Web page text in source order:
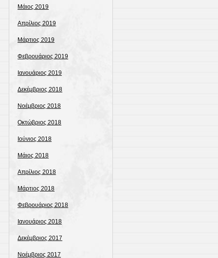
Μάιος 2019
Απρίλιος 2019
Μάρτιος 2019
Φεβρουάριος 2019
Ιανουάριος 2019
Δεκέμβριος 2018
Νοέμβριος 2018
Οκτώβριος 2018
Ιούνιος 2018
Μάιος 2018
Απρίλιος 2018
Μάρτιος 2018
Φεβρουάριος 2018
Ιανουάριος 2018
Δεκέμβριος 2017
Νοέμβριος 2017